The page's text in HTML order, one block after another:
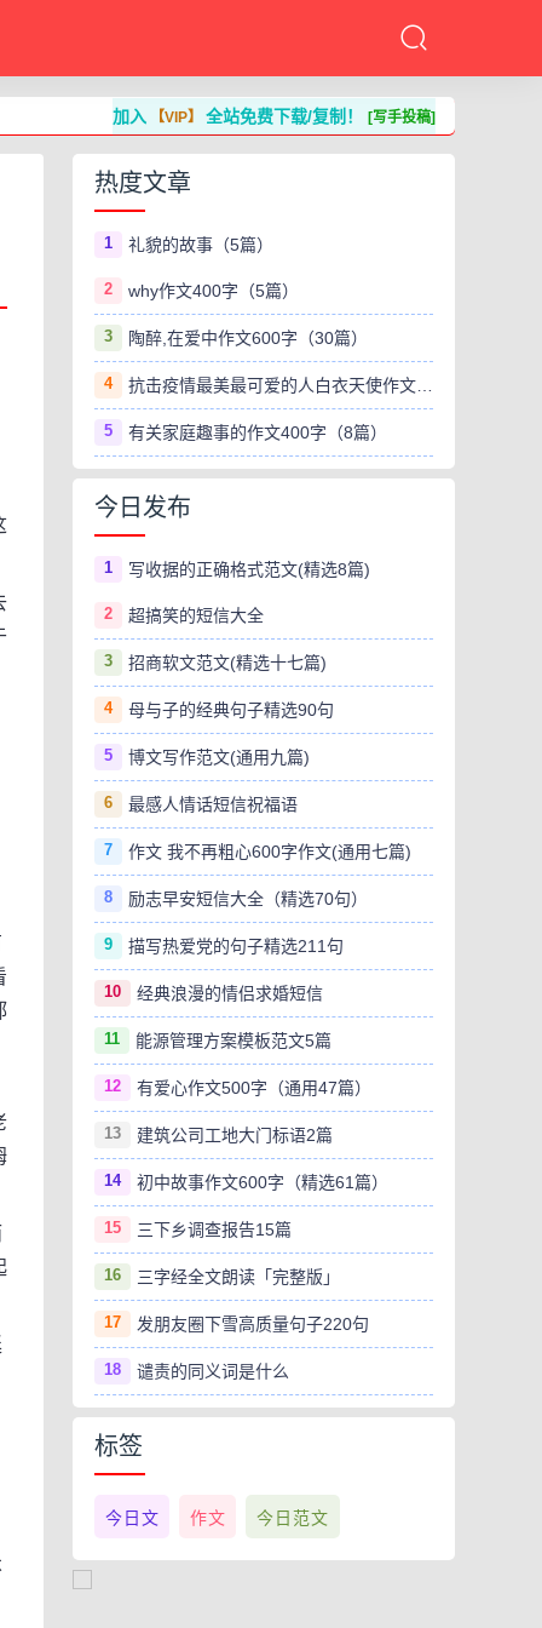
加入 【VIP】全站免费下载/复制！[写手投稿]
热度文章
1 礼貌的故事（5篇）
2 why作文400字（5篇）
3 陶醉,在爱中作文600字（30篇）
4 抗击疫情最美最可爱的人白衣天使作文800字（8篇）
5 有关家庭趣事的作文400字（8篇）
今日发布
1 写收据的正确格式范文(精选8篇)
2 超搞笑的短信大全
3 招商软文范文(精选十七篇)
4 母与子的经典句子精选90句
5 博文写作范文(通用九篇)
6 最感人情话短信祝福语
7 作文 我不再粗心600字作文(通用七篇)
8 励志早安短信大全（精选70句）
9 描写热爱党的句子精选211句
10 经典浪漫的情侣求婚短信
11 能源管理方案模板范文5篇
12 有爱心作文500字（通用47篇）
13 建筑公司工地大门标语2篇
14 初中故事作文600字（精选61篇）
15 三下乡调查报告15篇
16 三字经全文朗读「完整版」
17 发朋友圈下雪高质量句子220句
18 谴责的同义词是什么
标签
今日文 作文 今日范文